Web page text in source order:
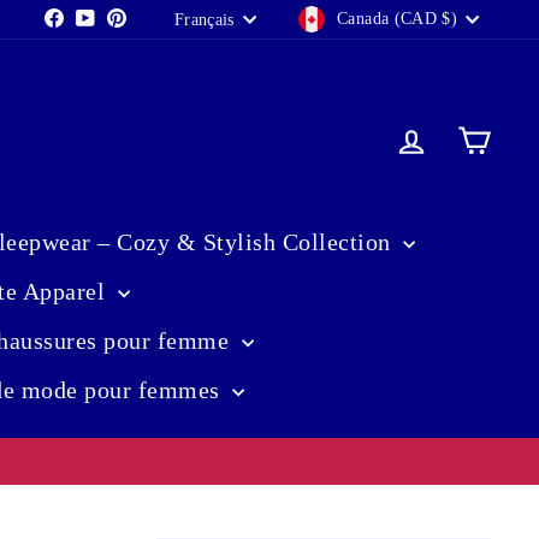
Facebook
YouTube
PinterestLangue
Français Devise
Canada (CAD $)
Se
– Cozy & Stylish Collection
Apparel
pour femme
mode pour femmes